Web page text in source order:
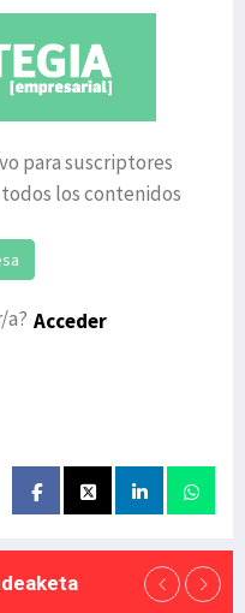
para suscriptores
los contenidos
a? Acceder